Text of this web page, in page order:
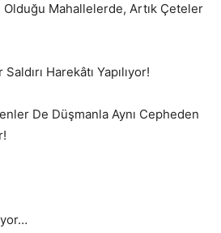
Mahallelerde, Artık Çeteler
Harekâtı Yapılıyor!
De Düşmanla Aynı Cepheden